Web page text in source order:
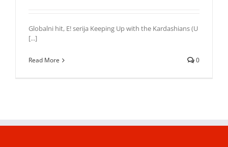
Globalni hit, E! serija Keeping Up with the Kardashians (U
[...]
Read More 0